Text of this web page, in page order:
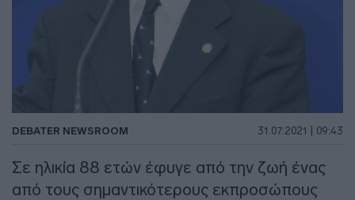
DEBATER NEWSROOM 31.07.2021 | 09:43
Σε ηλικία 88 ετών έφυγε από την ζωή ένας
από τους σημαντικότερους εκπροσώπους